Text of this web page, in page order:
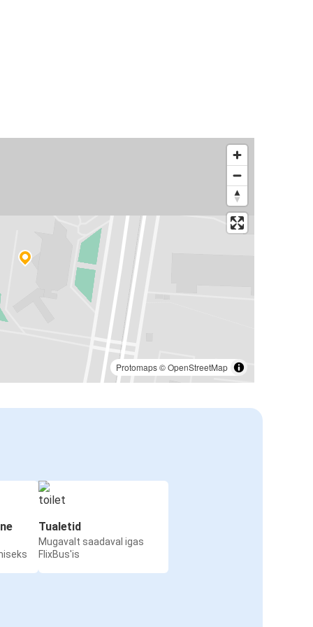
Protomaps©OpenStreetMap
Tualetid
Mugavalt saadaval igas
FlixBus'is